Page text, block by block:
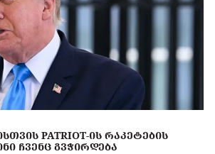
PATRIOT-ᲘᲡ ᲠᲐᲙᲔᲢᲔᲑᲘᲡ
ᲩᲕᲔᲜᲪ ᲒᲕᲭᲘᲠᲓᲔᲑᲐ